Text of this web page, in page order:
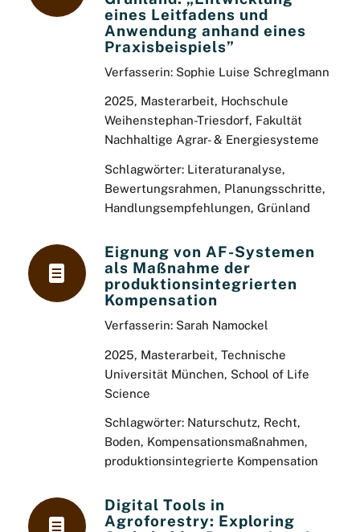
eines Leitfadens und
Anwendung anhand eines
Praxisbeispiels”
Verfasserin: Sophie Luise Schreglmann
2025, Masterarbeit, Hochschule
Weihenstephan-Triesdorf, Fakultät
Nachhaltige Agrar- & Energiesysteme
Schlagwörter: Literaturanalyse,
Bewertungsrahmen, Planungsschritte,
Handlungsempfehlungen, Grünland
Eignung von AF-Systemen
als Maßnahme der
produktionsintegrierten
Kompensation
Verfasserin: Sarah Namockel
2025, Masterarbeit, Technische
Universität München, School of Life
Science
Schlagwörter: Naturschutz, Recht,
Boden, Kompensationsmaßnahmen,
produktionsintegrierte Kompensation
Digital Tools in
Agroforestry: Exploring